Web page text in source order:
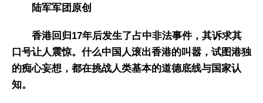
陆军军团原创
香港回归17年后发生了占中非法事件，其诉求其
口号让人震惊。什么中国人滚出香港的叫嚣，试图港独
的痴心妄想，都在挑战人类基本的道德底线与国家认
知。